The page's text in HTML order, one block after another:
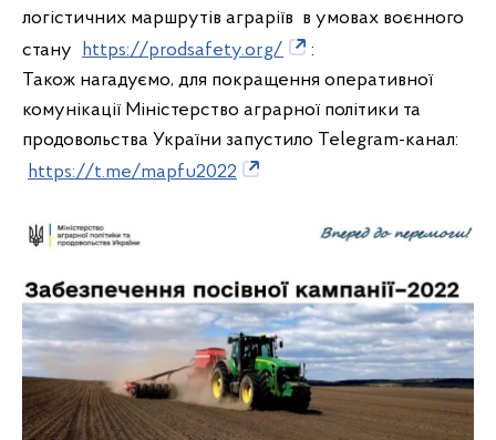
логістичних маршрутів аграріїв в умовах воєнного
стану https://prodsafety.org/
:
Також нагадуємо, для покращення оперативної
комунікації Міністерство аграрної політики та
продовольства України запустило Telegram-канал:
https://t.me/mapfu2022